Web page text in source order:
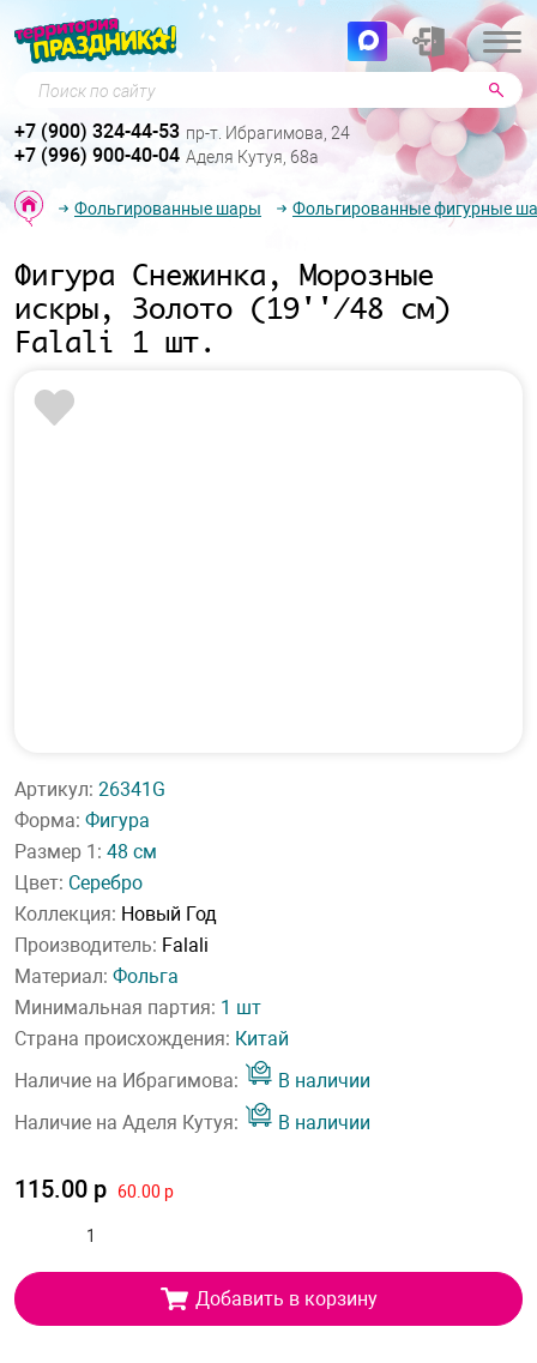
Поиск по сайту
+7 (900) 324-44-53 пр-т. Ибрагимова, 24
+7 (996) 900-40-04 Аделя Кутуя, 68а
Фольгированные шары Фольгированные фигурные
Фигура Снежинка, Морозные
искры, Золото (19''/48 см)
Falali 1 шт.
Артикул: 26341G
Форма: Фигура
Размер 1: 48 см
Цвет: Серебро
Коллекция: Новый Год
Производитель: Falali
Материал: Фольга
Минимальная партия: 1 шт
Страна происхождения: Китай
Наличие на Ибрагимова:
В наличии
Наличие на Аделя Кутуя:
В наличии
115.00 р 60.00 р
Добавить в корзину